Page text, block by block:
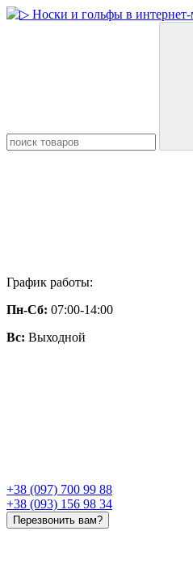
График работы:
Пн-Сб: 07:00-14:00
Вс: Выходной
+38 (097) 700 99 88
+38 (093) 156 98 34
Перезвонить вам?